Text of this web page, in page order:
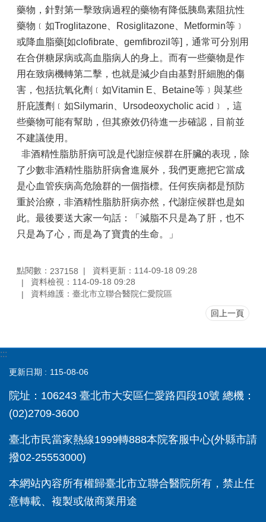
藥物，針對第一擊致病過程的藥物有降低胰島素阻抗性
藥物﹝如Troglitazone、Rosiglitazone、Metformin等﹞
或降血脂藥[如clofibrate、gemfibrozil等]，通常可分別用
在合併糖尿病或高血脂病人的身上。而有一些藥物是作
用在致病機轉第二擊，也就是減少自由基對肝細胞的傷
害，包括抗氧化劑﹝如Vitamin E、Betaine等﹞與某些
肝庇護劑﹝如Silymarin、Ursodeoxycholic acid﹞，這
些藥物可能有幫助，但其療效仍待進一步確認，目前並
不建議使用。
非酒精性脂肪肝病可說是代謝症候群在肝臟的表現，除
了少數非酒精性脂肪肝病會進展外，我們更應把它當成
是心血管疾病高危險群的一個指標。任何疾病都是預防
重於治療，非酒精性脂肪肝病亦然，代謝症候群也是如
此。最後要送大家一句話：「減脂不只是為了肝，也不
只是為了心，而是為了寶貴的生命。」
點閱數： 237158
資料更新：114-09-18 09:28
資料檢視：114-09-18 09:28
資料維護：臺北市立聯合醫院仁愛院區
回上一頁
:::
更新日期 115-08-06
院址：106243 臺北市大安區仁愛路四段10號 總機：
(02)2709-3600
臺北市民當家熱線1999轉888本院客服中心(外縣市請
撥02-25553000)
本網站內容所有權歸臺北市立聯合醫院所有，禁止任
意轉載、複製或做商業用途